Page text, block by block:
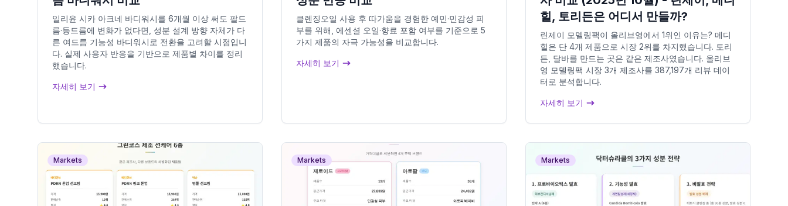
일리윤 시카 아크네 바디워시를 6개월 이상 써도 팔드
름·등드름에 변화가 없다면, 성분 설계 방향 자체가 다
른 여드름 기능성 바디워시로 전환을 고려할 시점입니
다. 실제 사용자 반응을 기반으로 제품별 차이를 정리
했습니다.
자세히 보기
클렌징오일 사용 후 따가움을 경험한 예민·민감성 피
부를 위해, 에센셜 오일·향료 포함 여부를 기준으로 5
가지 제품의 자극 가능성을 비교합니다.
자세히 보기
힐, 토리든은 어디서 만들까?
린제이 모델링팩이 올리브영에서 1위인 이유는? 메디
힐은 단 4개 제품으로 시장 2위를 차지했습니다. 토리
든, 달바를 만드는 곳은 같은 제조사였습니다. 올리브
영 모델링팩 시장 3개 제조사를 387,197개 리뷰 데이
터로 분석합니다.
자세히 보기
Markets Markets Markets